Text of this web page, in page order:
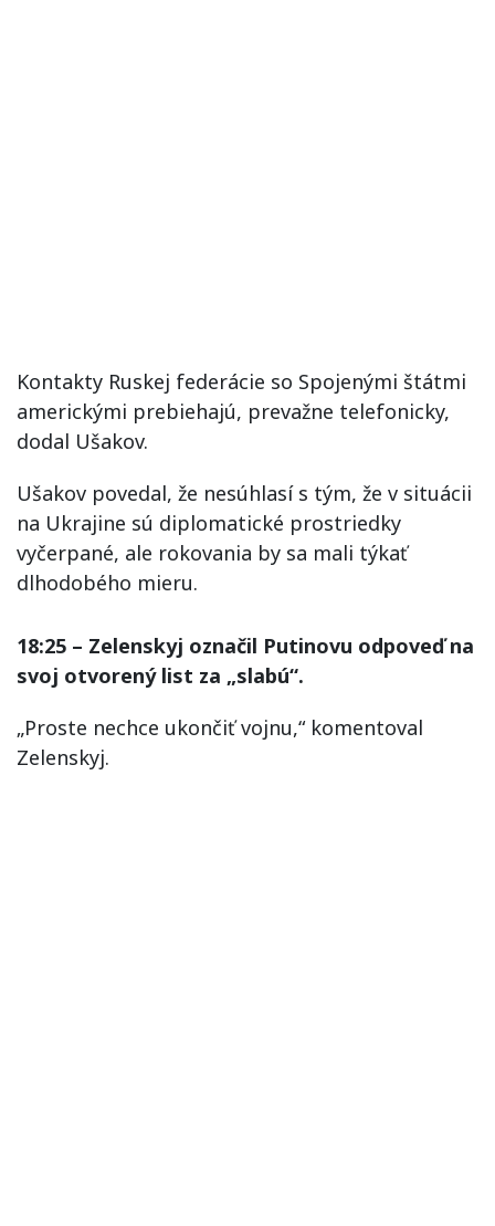
Kontakty Ruskej federácie so Spojenými štátmi
americkými prebiehajú, prevažne telefonicky,
dodal Ušakov.
Ušakov povedal, že nesúhlasí s tým, že v situácii
na Ukrajine sú diplomatické prostriedky
vyčerpané, ale rokovania by sa mali týkať
dlhodobého mieru.
18:25 – Zelenskyj označil Putinovu odpoveď na
svoj otvorený list za „slabú“.
„Proste nechce ukončiť vojnu,“ komentoval
Zelenskyj.